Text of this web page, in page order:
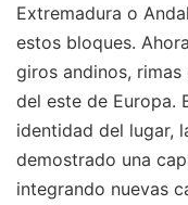
Extremadura o
estos bloques.
giros andinos,
del este de Europa.
identidad del lugar,
demostrado una
integrando nuevas